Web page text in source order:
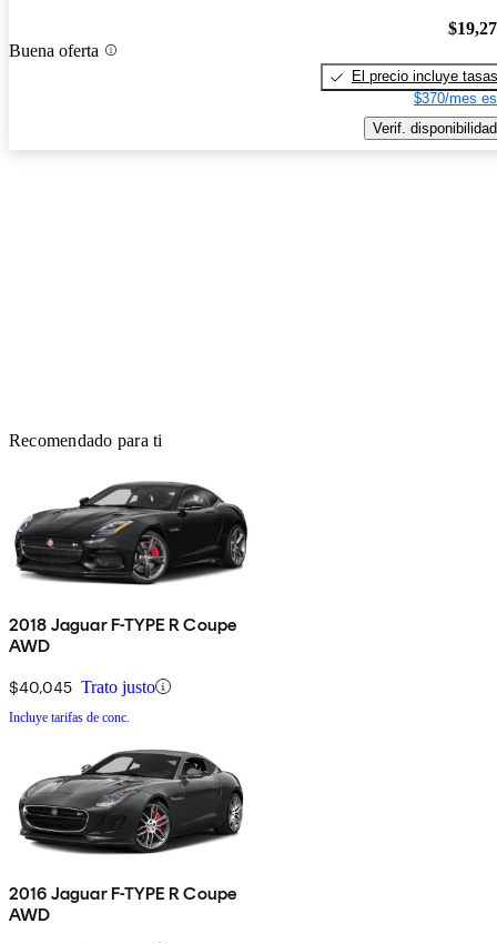
Buena oferta
El precio incluye tasas
$370/mes
Verif. disponibilidad
Recomendado para ti
2018 Jaguar F-TYPE R Coupe
AWD
$40,045 Trato justo
Incluye tarifas de conc.
2016 Jaguar F-TYPE R Coupe
AWD